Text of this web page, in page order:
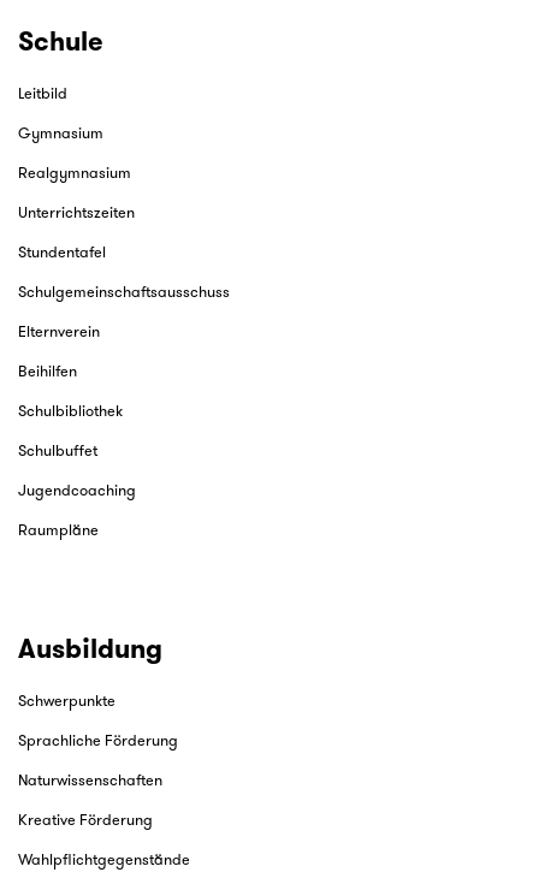
Schule
Leitbild
Gymnasium
Realgymnasium
Unterrichtszeiten
Stundentafel
Schulgemeinschaftsausschuss
Elternverein
Beihilfen
Schulbibliothek
Schulbuffet
Jugendcoaching
Raumpläne
Ausbildung
Schwerpunkte
Sprachliche Förderung
Naturwissenschaften
Kreative Förderung
Wahlpflichtgegenstände